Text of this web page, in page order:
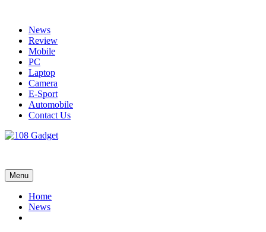
contentNews
Review
Mobile
PC
Laptop
Camera
E-Sport
Automobile
Contact Us
Menu
Home
News